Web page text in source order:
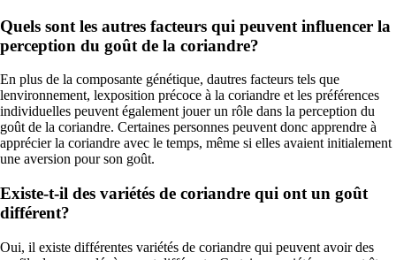
Quels sont les autres facteurs qui peuvent influencer la
perception du goût de la coriandre?
En plus de la composante génétique, dautres facteurs tels que
lenvironnement, lexposition précoce à la coriandre et les préférences
individuelles peuvent également jouer un rôle dans la perception du
goût de la coriandre. Certaines personnes peuvent donc apprendre à
apprécier la coriandre avec le temps, même si elles avaient initialement
une aversion pour son goût.
Existe-t-il des variétés de coriandre qui ont un goût
différent?
Oui, il existe différentes variétés de coriandre qui peuvent avoir des